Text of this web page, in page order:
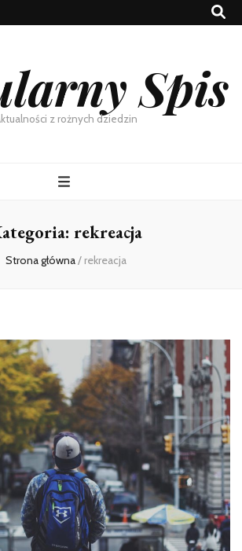
Spis
z rożnych dziedzin
rekreacja
Strona główna/ rekreacja